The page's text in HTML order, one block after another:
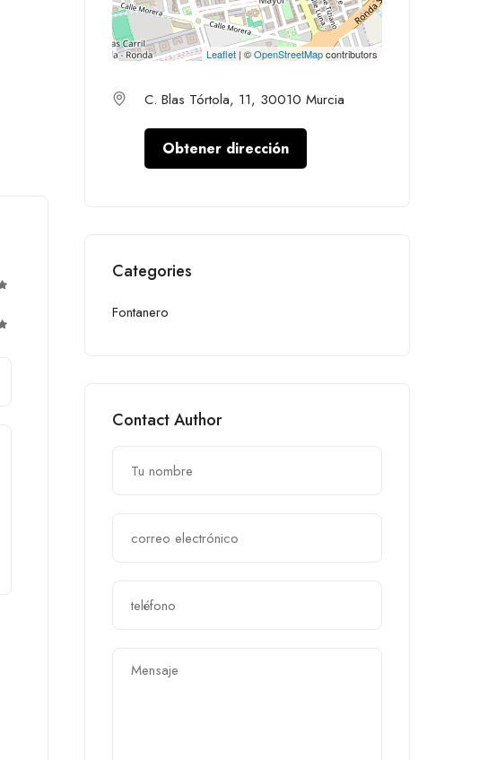
Leaflet| ©OpenStreetMapcontributors
C. Blas Tórtola, 11, 30010 Murcia
Obtener dirección
Categories
Fontanero
Contact Author